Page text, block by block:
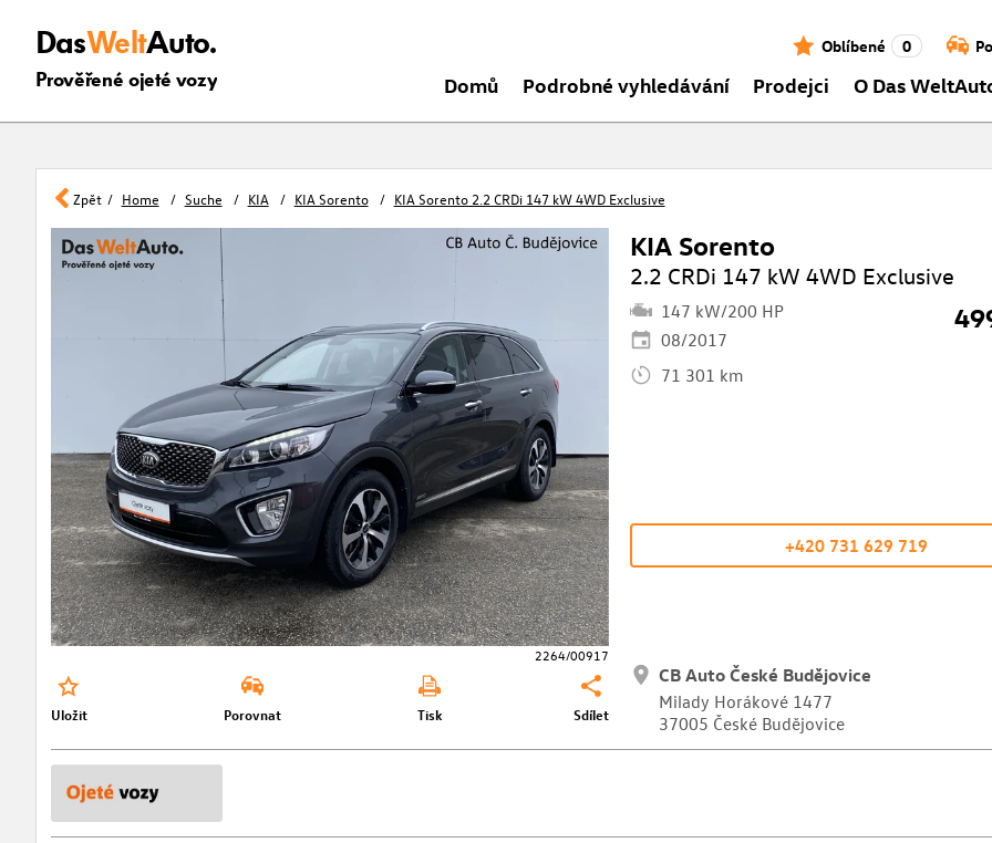
DasWeltAuto.
Prověřené ojeté vozy
Oblíbené 0
Domů Podrobné vyhledávání Prodejci O Das
Zpět Home Suche KIA KIA Sorento KIA Sorento 2.2 CRDi 147 kW 4WD Exclusive
2264/00917
KIA Sorento
2.2 CRDi 147 kW 4WD Exclusive
147 kW/200 HP
08/2017
71 301 km
+420 731 629 719
CB Auto České Budějovice
Milady Horákové 1477
37005 České Budějovice
Uložit Porovnat Tisk Sdílet